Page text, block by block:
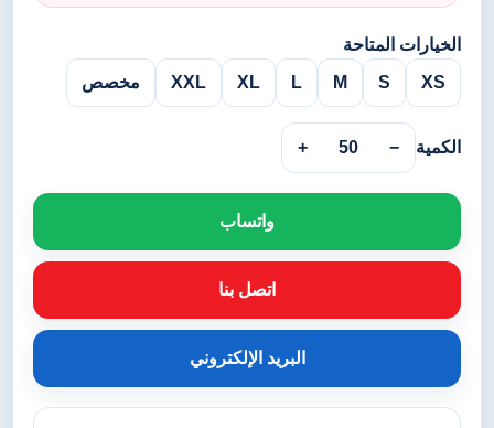
الخيارات المتاحة
XS
S
M
L
XL
XXL مخصص
الكمية −
50
+
واتساب
اتصل بنا
البريد الإلكتروني